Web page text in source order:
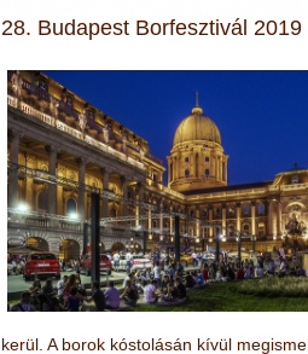
28. Budapest Borfesztivál 2019
kerül. A borok kóstolásán kívül